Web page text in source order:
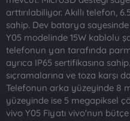
arttırılabiliyor. Akıllı telefon,
sahip. Dev batarya
Y05 modelinde 15W kablolu
telefonun yan tarafında
ayrıca IP65 sertifikasına
sıçramalarına ve toza karşı
Telefonun arka yüzeyinde 8
yüzeyinde ise 5 megapiksel
vivo Y05 Fiyatı vivo'nun